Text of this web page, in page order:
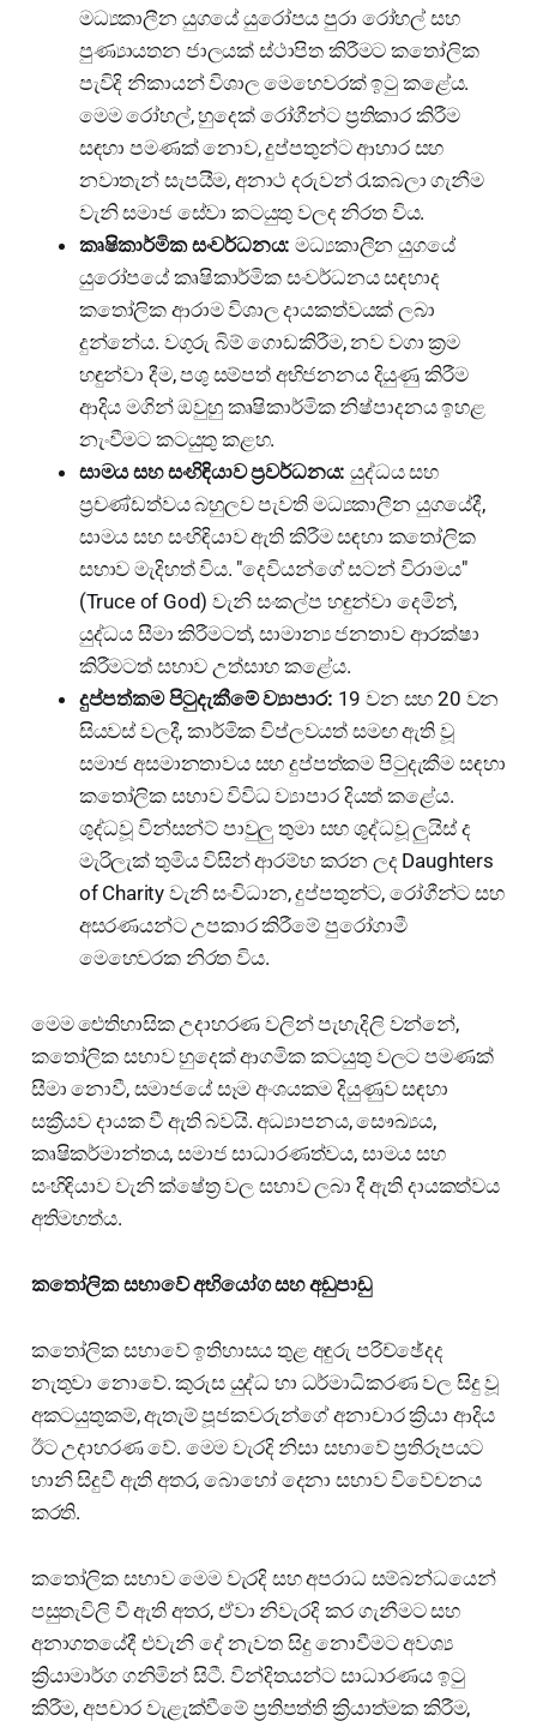
මධ්‍යකාලීන යුගයේ යුරෝපය පුරා රෝහල් සහ
පුණ්‍යායතන ජාලයක් ස්ථාපිත කිරීමට කතෝලික
පැවිදි නිකායන් විශාල මෙහෙවරක් ඉටු කළේය.
මෙම රෝහල්, හුදෙක් රෝගීන්ට ප්‍රතිකාර කිරීම
සඳහා පමණක් නොව, දුප්පතුන්ට ආහාර සහ
නවාතැන් සැපයීම, අනාථ දරුවන් රැකබලා ගැනීම
වැනි සමාජ සේවා කටයුතු වලද නිරත විය.
කෘෂිකාර්මික සංවර්ධනය: මධ්‍යකාලීන යුගයේ
යුරෝපයේ කෘෂිකාර්මික සංවර්ධනය සඳහාද
කතෝලික ආරාම විශාල දායකත්වයක් ලබා
දුන්නේය. වගුරු බිම් ගොඩකිරීම, නව වගා ක්‍රම
හඳුන්වා දීම, පශු සම්පත් අභිජනනය දියුණු කිරීම
ආදිය මගින් ඔවුහු කෘෂිකාර්මික නිෂ්පාදනය ඉහළ
නැංවීමට කටයුතු කළහ.
සාමය සහ සංහිඳියාව ප්‍රවර්ධනය: යුද්ධය සහ
ප්‍රචණ්ඩත්වය බහුලව පැවති මධ්‍යකාලීන යුගයේදී,
සාමය සහ සංහිඳියාව ඇති කිරීම සඳහා කතෝලික
සභාව මැදිහත් විය. "දෙවියන්ගේ සටන් විරාමය"
(Truce of God) වැනි සංකල්ප හඳුන්වා දෙමින්,
යුද්ධය සීමා කිරීමටත්, සාමාන්‍ය ජනතාව ආරක්ෂා
කිරීමටත් සභාව උත්සාහ කළේය.
දුප්පත්කම පිටුදැකීමේ ව්‍යාපාර: 19 වන සහ 20 වන
සියවස් වලදී, කාර්මික විප්ලවයත් සමඟ ඇති වූ
සමාජ අසමානතාවය සහ දුප්පත්කම පිටුදැකීම සඳහා
කතෝලික සභාව විවිධ ව්‍යාපාර දියත් කළේය.
ශුද්ධවූ වින්සන්ට් පාවුලු තුමා සහ ශුද්ධවූ ලුයිස් ද
මැරිලැක් තුමිය විසින් ආරම්භ කරන ලද Daughters
of Charity වැනි සංවිධාන, දුප්පතුන්ට, රෝගීන්ට සහ
අසරණයන්ට උපකාර කිරීමේ පුරෝගාමී
මෙහෙවරක නිරත විය.
මෙම ඓතිහාසික උදාහරණ වලින් පැහැදිලි වන්නේ,
කතෝලික සභාව හුදෙක් ආගමික කටයුතු වලට පමණක්
සීමා නොවී, සමාජයේ සෑම අංශයකම දියුණුව සඳහා
සක්‍රීයව දායක වී ඇති බවයි. අධ්‍යාපනය, සෞඛ්‍යය,
කෘෂිකර්මාන්තය, සමාජ සාධාරණත්වය, සාමය සහ
සංහිඳියාව වැනි ක්ෂේත්‍ර වල සභාව ලබා දී ඇති දායකත්වය
අතිමහත්ය.
කතෝලික සභාවේ අභියෝග සහ අඩුපාඩු
කතෝලික සභාවේ ඉතිහාසය තුළ අඳුරු පරිච්ඡේදද
නැතුවා නොවේ. කුරුස යුද්ධ හා ධර්මාධිකරණ වල සිදු වූ
අකටයුතුකම්, ඇතැම් පූජකවරුන්ගේ අනාචාර ක්‍රියා ආදිය
ඊට උදාහරණ වේ. මෙම වැරදි නිසා සභාවේ ප්‍රතිරූපයට
හානි සිදුවී ඇති අතර, බොහෝ දෙනා සභාව විවේචනය
කරති.
කතෝලික සභාව මෙම වැරදි සහ අපරාධ සම්බන්ධයෙන්
පසුතැවිලි වී ඇති අතර, ඒවා නිවැරදි කර ගැනීමට සහ
අනාගතයේදී එවැනි දේ නැවත සිදු නොවීමට අවශ්‍ය
ක්‍රියාමාර්ග ගනිමින් සිටී. වින්දිතයන්ට සාධාරණය ඉටු
කිරීම, අපචාර වැළැක්වීමේ ප්‍රතිපත්ති ක්‍රියාත්මක කිරීම,